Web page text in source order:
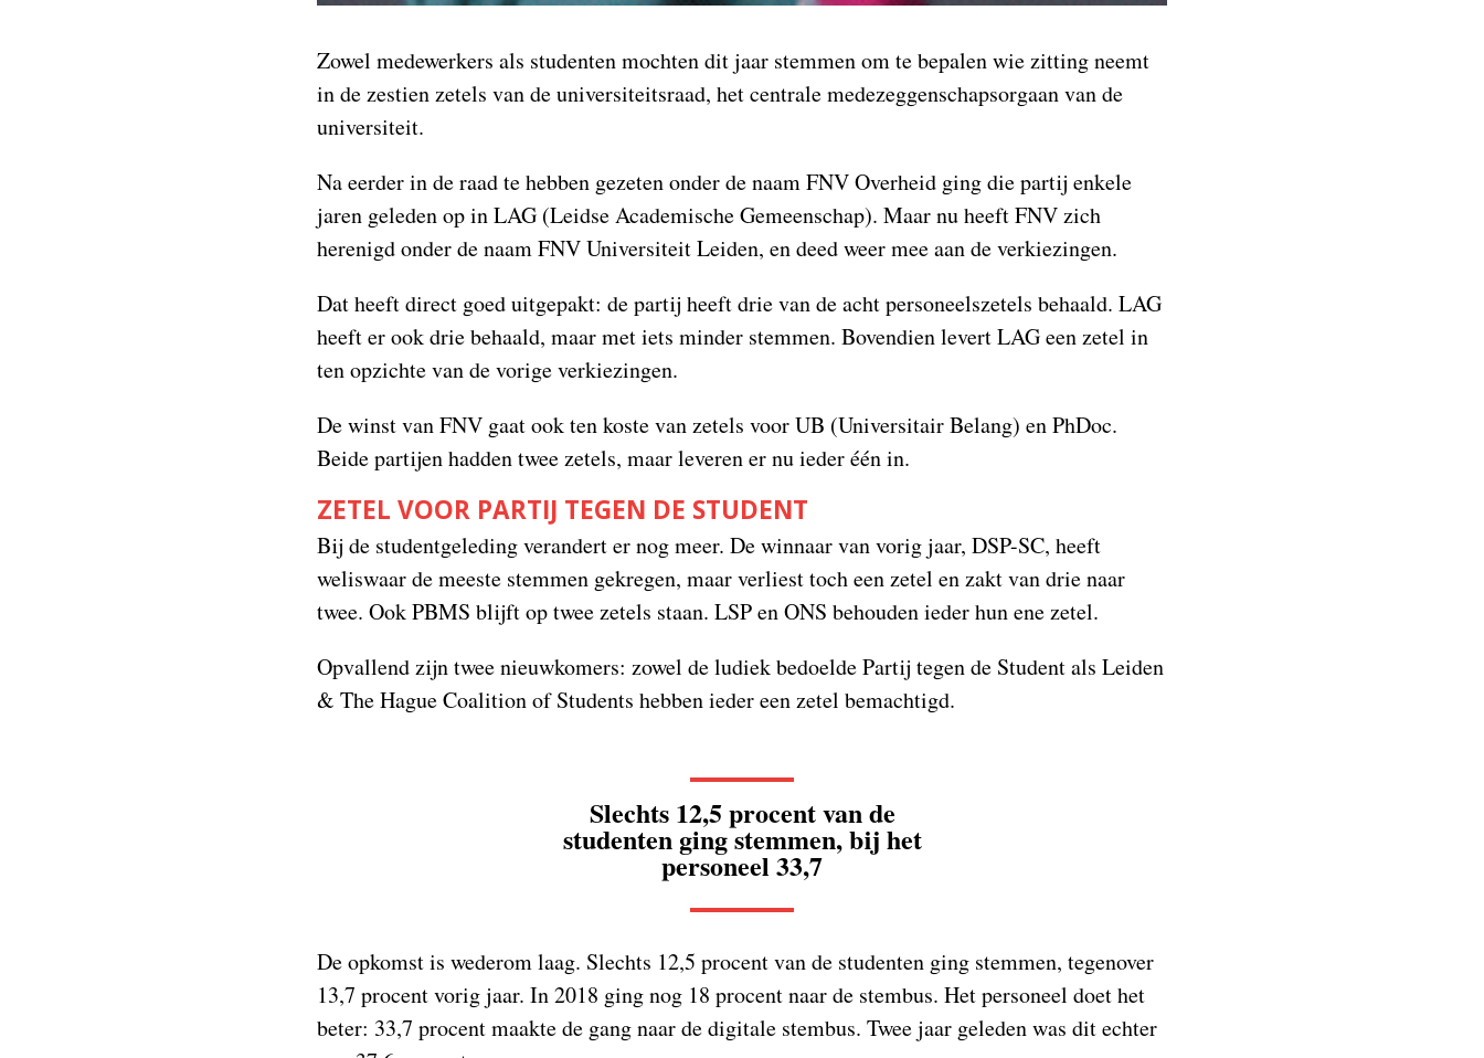
Zowel medewerkers als studenten mochten dit jaar stemmen om te bepalen wie zitting neemt
in de zestien zetels van de universiteitsraad, het centrale medezeggenschapsorgaan van de
universiteit.
Na eerder in de raad te hebben gezeten onder de naam FNV Overheid ging die partij enkele
jaren geleden op in LAG (Leidse Academische Gemeenschap). Maar nu heeft FNV zich
herenigd onder de naam FNV Universiteit Leiden, en deed weer mee aan de verkiezingen.
Dat heeft direct goed uitgepakt: de partij heeft drie van de acht personeelszetels behaald. LAG
heeft er ook drie behaald, maar met iets minder stemmen. Bovendien levert LAG een zetel in
ten opzichte van de vorige verkiezingen.
De winst van FNV gaat ook ten koste van zetels voor UB (Universitair Belang) en PhDoc.
Beide partijen hadden twee zetels, maar leveren er nu ieder één in.
ZETEL VOOR PARTIJ TEGEN DE STUDENT
Bij de studentgeleding verandert er nog meer. De winnaar van vorig jaar, DSP-SC, heeft
weliswaar de meeste stemmen gekregen, maar verliest toch een zetel en zakt van drie naar
twee. Ook PBMS blijft op twee zetels staan. LSP en ONS behouden ieder hun ene zetel.
Opvallend zijn twee nieuwkomers: zowel de ludiek bedoelde Partij tegen de Student als Leiden
& The Hague Coalition of Students hebben ieder een zetel bemachtigd.
Slechts 12,5 procent van de
studenten ging stemmen, bij het
personeel 33,7
De opkomst is wederom laag. Slechts 12,5 procent van de studenten ging stemmen, tegenover
13,7 procent vorig jaar. In 2018 ging nog 18 procent naar de stembus. Het personeel doet het
beter: 33,7 procent maakte de gang naar de digitale stembus. Twee jaar geleden was dit echter